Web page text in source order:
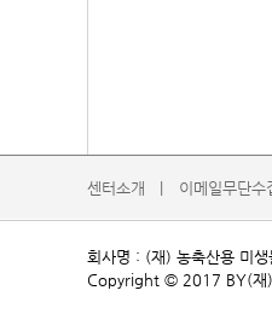
센터소개   | 이메일무단수
회사명 : (재) 농축산용 미
Copyright © 2017 BY(재)